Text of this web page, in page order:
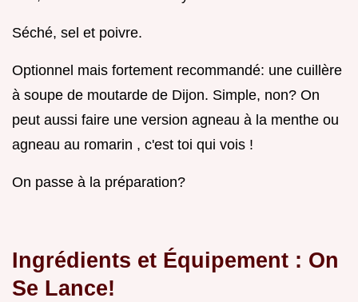
Séché, sel et poivre.
Optionnel mais fortement recommandé: une cuillère
à soupe de moutarde de Dijon. Simple, non? On
peut aussi faire une version agneau à la menthe ou
agneau au romarin , c'est toi qui vois !
On passe à la préparation?
Ingrédients et Équipement : On
Se Lance!